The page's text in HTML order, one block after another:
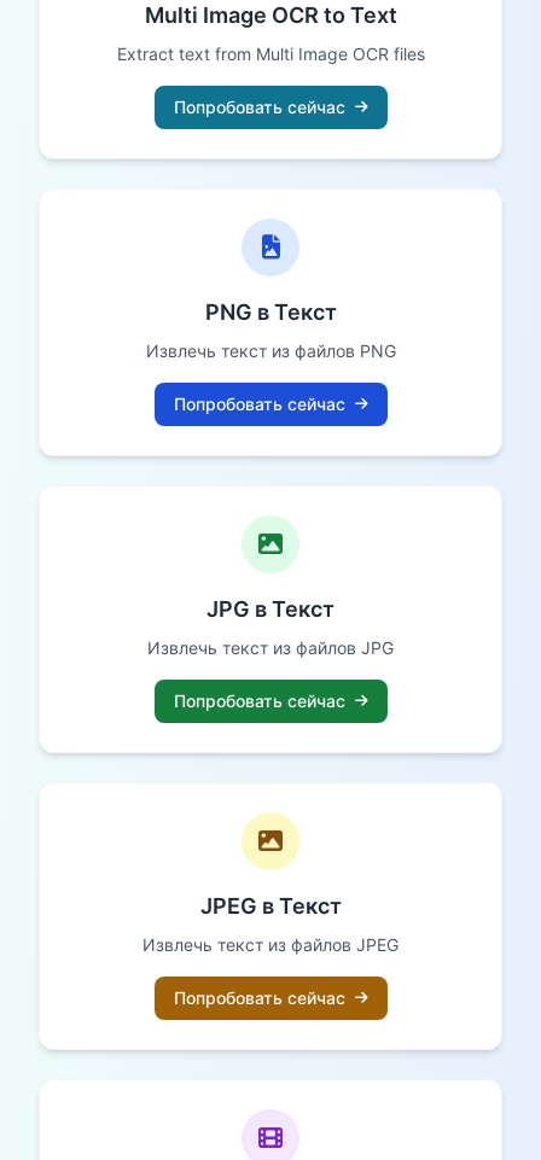
Multi Image OCR to Text
Extract text from Multi Image OCR files
Попробовать сейчас
PNG в Текст
Извлечь текст из файлов PNG
Попробовать сейчас
JPG в Текст
Извлечь текст из файлов JPG
Попробовать сейчас
JPEG в Текст
Извлечь текст из файлов JPEG
Попробовать сейчас